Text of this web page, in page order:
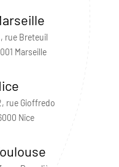
rue Breteuil
Marseille
rue Gioffredo
Nice